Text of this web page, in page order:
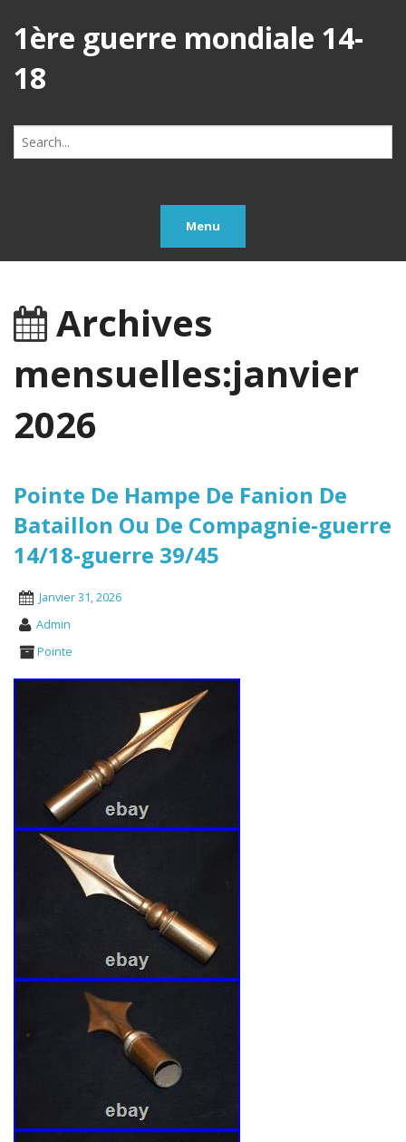
1ère guerre mondiale 14-
18
Search
for:
Menu
Archives
mensuelles:janvier
2026
Pointe De Hampe De Fanion De
Bataillon Ou De Compagnie-guerre
14/18-guerre 39/45
Janvier 31, 2026
Admin
Pointe